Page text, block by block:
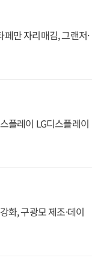
만 자리매김, 그랜저·
플레이 LG디스플레이
화, 구광모 제조·데이